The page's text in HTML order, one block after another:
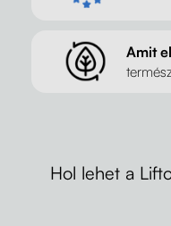
Amit
Hol lehet a